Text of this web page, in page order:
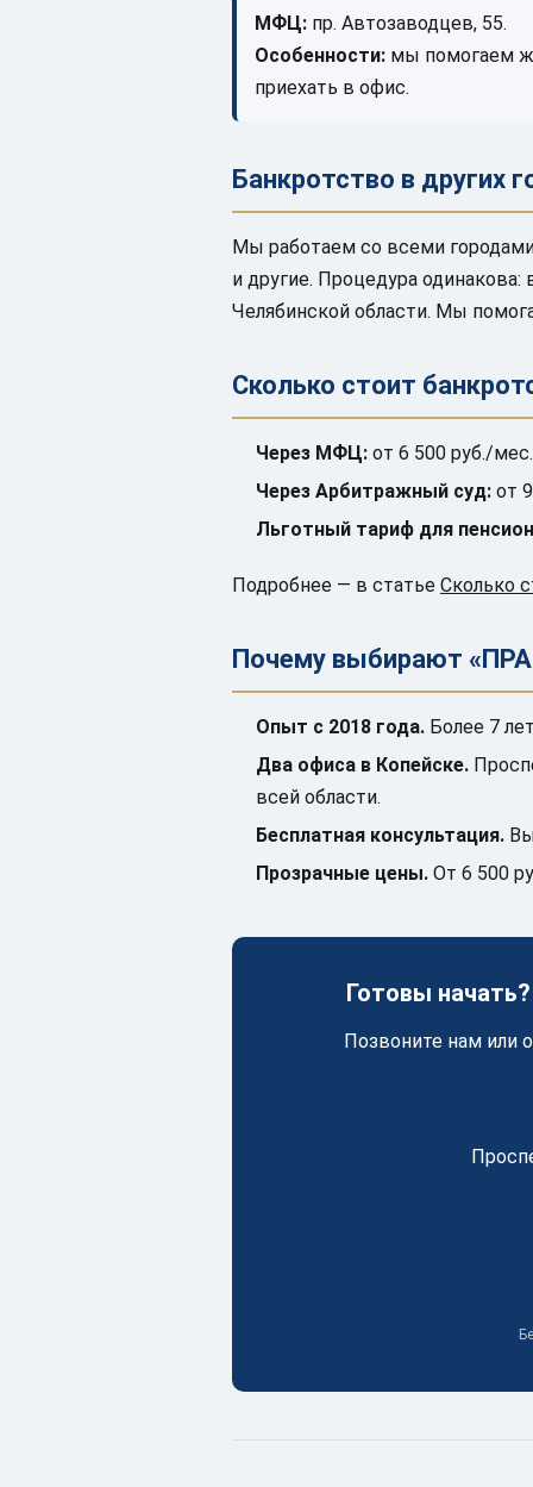
МФЦ: пр. Автозаводцев, 55.
Особенности: мы помогаем
приехать в офис.
Банкротство в других
Мы работаем со всеми
и другие. Процедура
Челябинской области. Мы
Сколько стоит
Через МФЦ: от 6 500 руб./
Через Арбитражный суд: от
Льготный тариф для
Подробнее — в статье Сколько
Почему выбирают
Опыт с 2018 года. Более 7
Два офиса в Копейске.
всей области.
Бесплатная консультация.
Прозрачные цены. От 6 500
Готовы
Позвоните нам или